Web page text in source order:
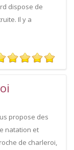
dispose de
Il y a
propose des
natation et
de charleroi,